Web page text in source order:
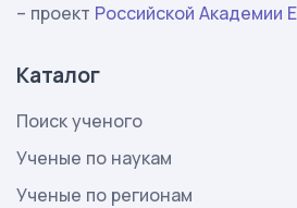
– проект Российской Академии
Каталог
Поиск ученого
Ученые по наукам
Ученые по регионам